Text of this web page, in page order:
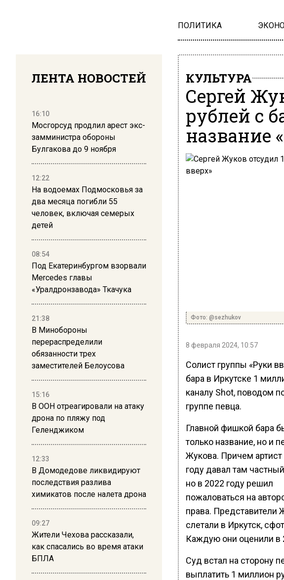
ПОЛИТИКА
ЛЕНТА НОВОСТЕЙ
16:10
Мосгорсуд продлил арест экс-
замминистра обороны
Булгакова до 9 ноября
12:22
На водоемах Подмосковья за
два месяца погибли 55
человек, включая семерых
детей
08:54
Под Екатеринбургом взорвали
Mercedes главы
«Уралдронзавода» Ткачука
21:38
В Минобороны
перераспределили
обязанности трех
заместителей Белоусова
15:16
В ООН отреагировали на атаку
дрона по пляжу под
Геленджиком
12:33
В Домодедове ликвидируют
последствия разлива
химикатов после налета дрона
09:27
Жители Чехова рассказали,
как спасались во время атаки
БПЛА
КУЛЬТУРА
Сергей
рублей с
название
Фото: @sezhukov
8 февраля 2024, 10:57
Солист группы «Руки
бара в Иркутске 1
каналу Shot, поводом
группе певца.
Главной фишкой бара
только название, но и
Жукова. Причем артист
году давал там
но в 2022 году решил
пожаловаться на
права. Представители
слетали в Иркутск,
Каждую они оценили в
Суд встал на сторону
выплатить 1 миллион